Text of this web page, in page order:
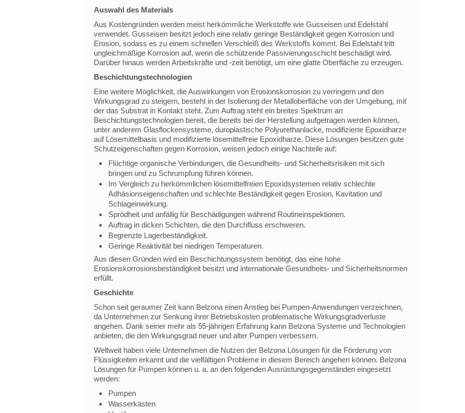
Auswahl des Materials
Aus Kostengründen werden meist herkömmliche Werkstoffe wie Gusseisen und Edelstahl
verwendet. Gusseisen besitzt jedoch eine relativ geringe Beständigkeit gegen Korrosion und
Erosion, sodass es zu einem schnellen Verschleiß des Werkstoffs kommt. Bei Edelstahl tritt
ungleichmäßige Korrosion auf, wenn die schützende Passivierungsschicht beschädigt wird.
Darüber hinaus werden Arbeitskräfte und -zeit benötigt, um eine glatte Oberfläche zu erzeugen.
Beschichtungstechnologien
Eine weitere Möglichkeit, die Auswirkungen von Erosionskorrosion zu verringern und den
Wirkungsgrad zu steigern, besteht in der Isolierung der Metalloberfläche von der Umgebung, mit
der das Substrat in Kontakt steht. Zum Auftrag steht ein breites Spektrum an
Beschichtungstechnologien bereit, die bereits bei der Herstellung aufgetragen werden können,
unter anderem Glasflockensysteme, duroplastische Polyurethanlacke, modifizierte Epoxidharze
auf Lösemittelbasis und modifizierte lösemittelfreie Epoxidharze. Diese Lösungen besitzen gute
Schutzeigenschaften gegen Korrosion, weisen jedoch einige Nachteile auf:
Flüchtige organische Verbindungen, die Gesundheits- und Sicherheitsrisiken mit sich
bringen und zu Schrumpfung führen können.
Im Vergleich zu herkömmlichen lösemittelfreien Epoxidsystemen relativ schlechte
Adhäsionseigenschaften und schlechte Beständigkeit gegen Erosion, Kavitation und
Schlageinwirkung.
Sprödheit und anfällig für Beschädigungen während Routineinspektionen.
Auftrag in dicken Schichten, die den Durchfluss erschweren.
Begrenzte Lagerbeständigkeit.
Geringe Reaktivität bei niedrigen Temperaturen.
Aus diesen Gründen wird ein Beschichtungssystem benötigt, das eine hohe
Erosionskorrosionsbeständigkeit besitzt und internationale Gesundheits- und Sicherheitsnormen
erfüllt.
Geschichte
Schon seit geraumer Zeit kann Belzona einen Anstieg bei Pumpen-Anwendungen verzeichnen,
da Unternehmen zur Senkung ihrer Betriebskosten problematische Wirkungsgradverluste
angehen. Dank seiner mehr als 55-jährigen Erfahrung kann Belzona Systeme und Technologien
anbieten, die den Wirkungsgrad neuer und alter Pumpen verbessern.
Weltweit haben viele Unternehmen die Nutzen der Belzona Lösungen für die Förderung von
Flüssigkeiten erkannt und die vielfältigen Probleme in diesem Bereich angehen können. Belzona
Lösungen für Pumpen können u. a. an den folgenden Ausrüstungsgegenständen eingesetzt
werden:
Pumpen
Wasserkästen